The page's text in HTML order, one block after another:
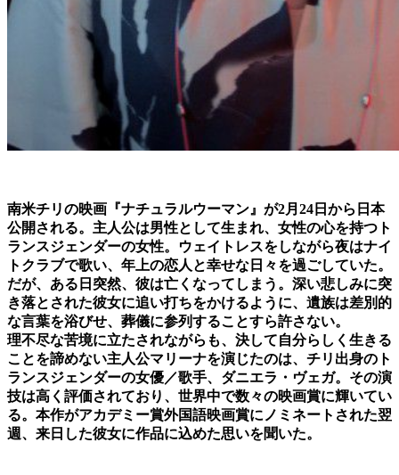
南米チリの映画『ナチュラルウーマン』が2月24日から日本
公開される。主人公は男性として生まれ、女性の心を持つト
ランスジェンダーの女性。ウェイトレスをしながら夜はナイ
トクラブで歌い、年上の恋人と幸せな日々を過ごしていた。
だが、ある日突然、彼は亡くなってしまう。深い悲しみに突
き落とされた彼女に追い打ちをかけるように、遺族は差別的
な言葉を浴びせ、葬儀に参列することすら許さない。
理不尽な苦境に立たされながらも、決して自分らしく生きる
ことを諦めない主人公マリーナを演じたのは、チリ出身のト
ランスジェンダーの女優／歌手、ダニエラ・ヴェガ。その演
技は高く評価されており、世界中で数々の映画賞に輝いてい
る。本作がアカデミー賞外国語映画賞にノミネートされた翌
週、来日した彼女に作品に込めた思いを聞いた。